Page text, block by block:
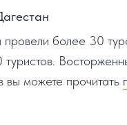
более 30
вы можете прочитать